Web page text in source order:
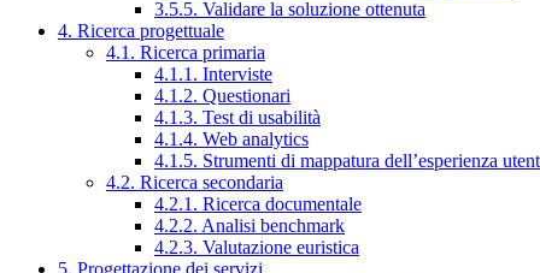
3.5.5. Validare la soluzione ottenuta
4. Ricerca progettuale
4.1. Ricerca primaria
4.1.1. Interviste
4.1.2. Questionari
4.1.3. Test di usabilità
4.1.4. Web analytics
4.1.5. Strumenti di mappatura dell’esperienza
4.2. Ricerca secondaria
4.2.1. Ricerca documentale
4.2.2. Analisi benchmark
4.2.3. Valutazione euristica
5. Progettazione dei servizi